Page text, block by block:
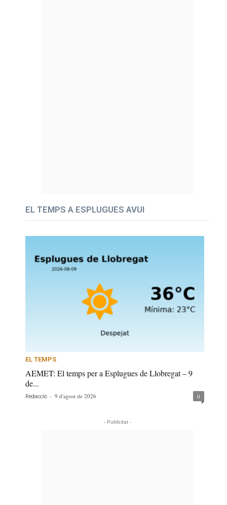
EL TEMPS A ESPLUGUES AVUI
EL TEMPS
AEMET: El temps per a Esplugues de Llobregat – 9
de...
Redacció - 9 d'agost de 2026 0
- Publicitat -